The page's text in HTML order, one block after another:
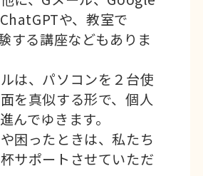
や、教室で
する講座などもありま
は、パソコンを２台使
を真似する形で、個人
んでゆきます。
困ったときは、私たち
サポートさせていただ